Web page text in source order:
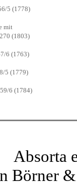
5 (1778)
mit
(1803)
6 (1763)
5 (1779)
6 (1784)
Absorta
Börner